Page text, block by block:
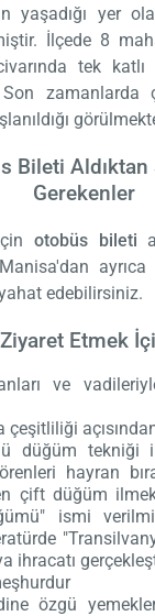
yaşadığı yer
İlçede 8
tek katlı
zamanlarda
Bileti
Gerekenler
otobüs bileti
ayrıca
edebilirsiniz.
Etmek
ve
çeşitliliği
düğüm tekniği
hayran
çift düğüm
ismi
ihracatı
özgü